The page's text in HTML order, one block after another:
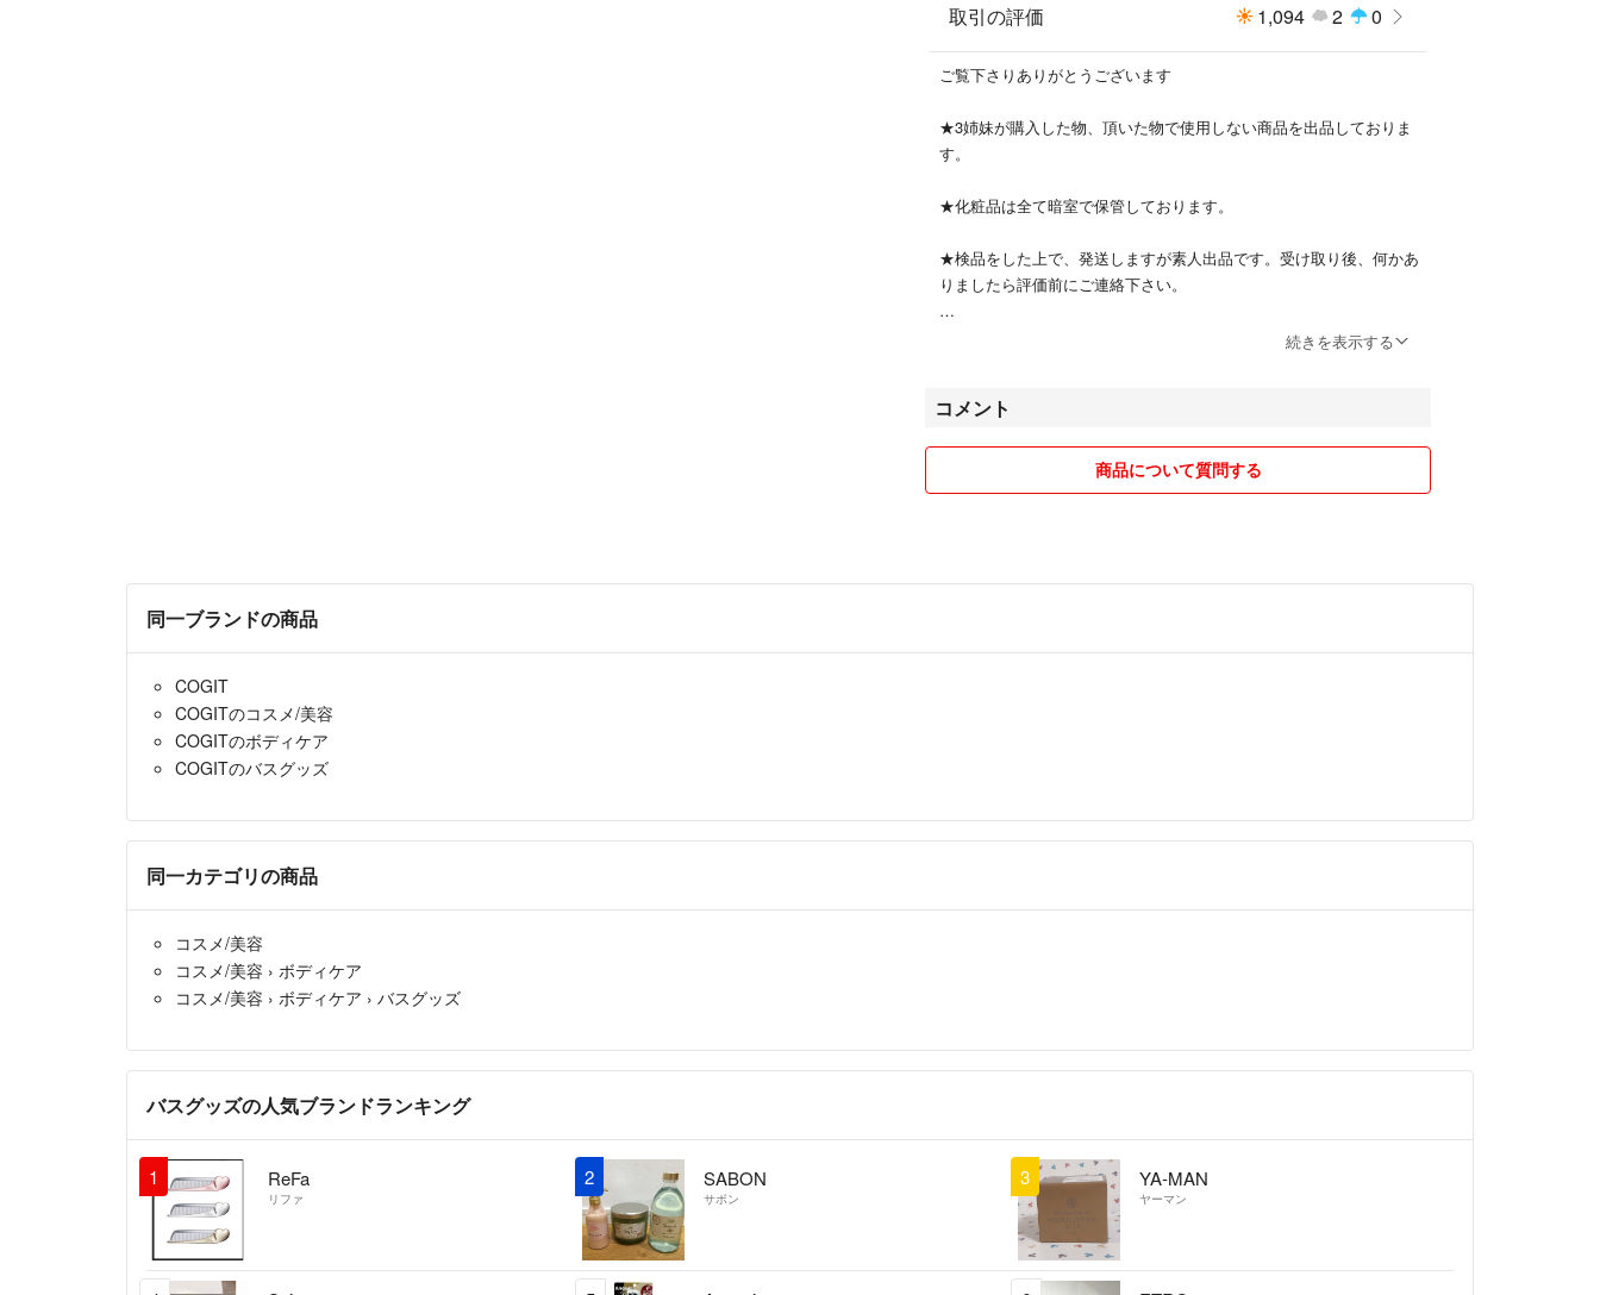
取引の評価 1,094 2 0
ご覧下さりありがとうございます
★3姉妹が購入した物、頂いた物で使用しない商品を出品しておりま
す。
★化粧品は全て暗室で保管しております。
★検品をした上で、発送しますが素人出品です。受け取り後、何かあ
りましたら評価前にご連絡下さい。
★悪い評価☔が2個以上ある方はそれなりの理由がある方と推測し申請
★普通郵便は、郵送事故等による紛失の場合責任が負えません。追加
料金をお支払い頂ければ発送方法を変更致しますのでお申し出くださ
ーーー☆ーーー☆ーーー☆ーーー☆ーーー☆
ました。
お読みくださり、ありがとうございます。
続きを表示する
コメント
商品について質問する
同一ブランドの商品
COGIT
COGITのコスメ/美容
COGITのボディケア
COGITのバスグッズ
同一カテゴリの商品
コスメ/美容
コスメ/美容 › ボディケア
コスメ/美容 › ボディケア › バスグッズ
バスグッズの人気ブランドランキング
1 ReFa
リファ
2 SABON
サボン
3 YA-MAN
ヤーマン